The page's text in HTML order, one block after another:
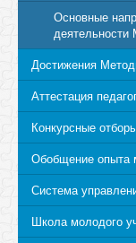
Основные
Достижения
Аттестация
Конкурсные
Обобщение опыта
Система
Школа молодого